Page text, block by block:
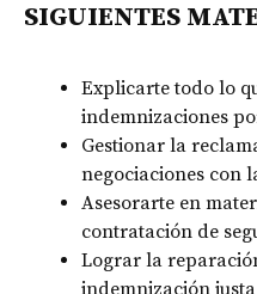
SIGUIENTES
Explicarte todo lo
indemnizaciones
Gestionar la
negociaciones con
Asesorarte en
contratación de
Lograr la
indemnización